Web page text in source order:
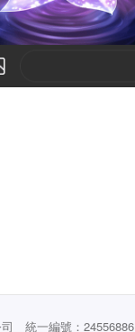
司 統一編號：24556886